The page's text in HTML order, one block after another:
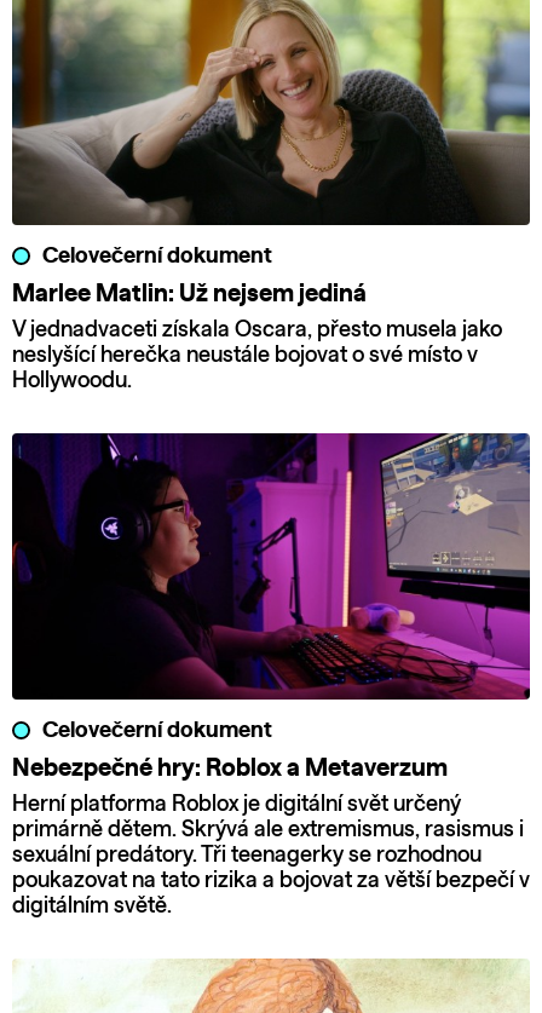
Celovečerní dokument
Marlee Matlin: Už nejsem jediná
V jednadvaceti získala Oscara, přesto musela jako
neslyšící herečka neustále bojovat o své místo v
Hollywoodu.
Celovečerní dokument
Nebezpečné hry: Roblox a Metaverzum
Herní platforma Roblox je digitální svět určený
primárně dětem. Skrývá ale extremismus, rasismus i
sexuální predátory. Tři teenagerky se rozhodnou
poukazovat na tato rizika a bojovat za větší bezpečí v
digitálním světě.